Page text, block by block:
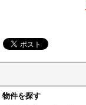
物件を探す